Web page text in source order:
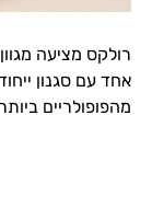
רולקס מציעה
אחד עם סגנון
מהפופולריים